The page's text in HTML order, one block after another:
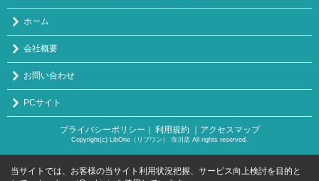
ホーム
会社概要
お問い合わせ
PCサイト
プライバシーポリシー ｜ 利用規約 ｜アクセスマップ
Copyright(c) LibOne（リブワン） 市川店 All rights reserved.
当サイトでは、お客様の当サイト利用状況把握、サービス向上検討を目的と